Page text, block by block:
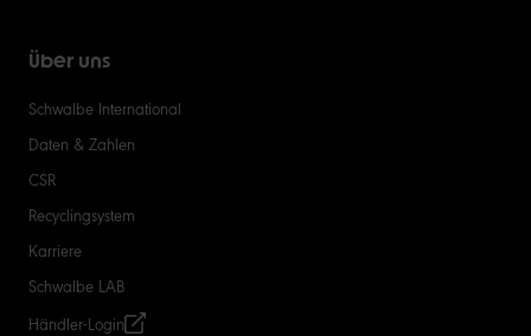
Über uns
Schwalbe International
Daten & Zahlen
CSR
Recyclingsystem
Karriere
Schwalbe LAB
Händler-Login